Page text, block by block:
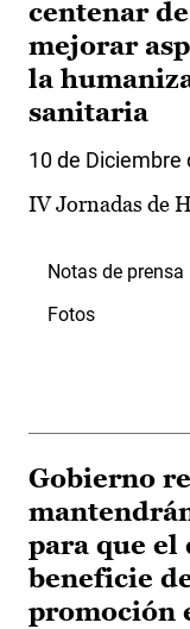
centenar
mejorar
la
sanitaria
10 de Diciembre
IV Jornadas de
Notas de prensa
Fotos
Gobierno
para que el
beneficie
promoción